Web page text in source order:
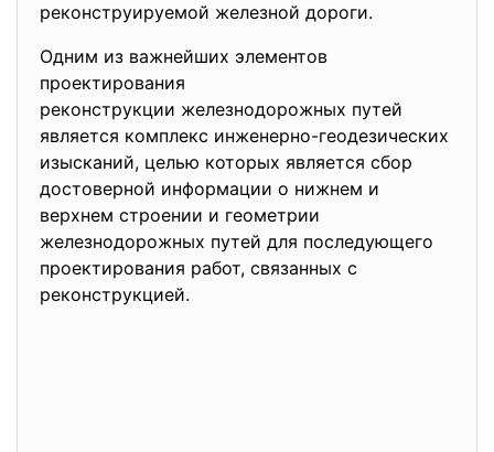
реконструируемой железной дороги.
Одним из важнейших элементов
проектирования
реконструкции железнодорожных путей
является комплекс инженерно-геодезических
изысканий, целью которых является сбор
достоверной информации о нижнем и
верхнем строении и геометрии
железнодорожных путей для последующего
проектирования работ, связанных с
реконструкцией.